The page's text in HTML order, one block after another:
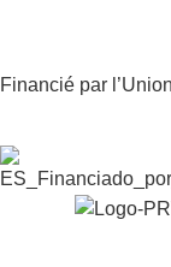
Financié par